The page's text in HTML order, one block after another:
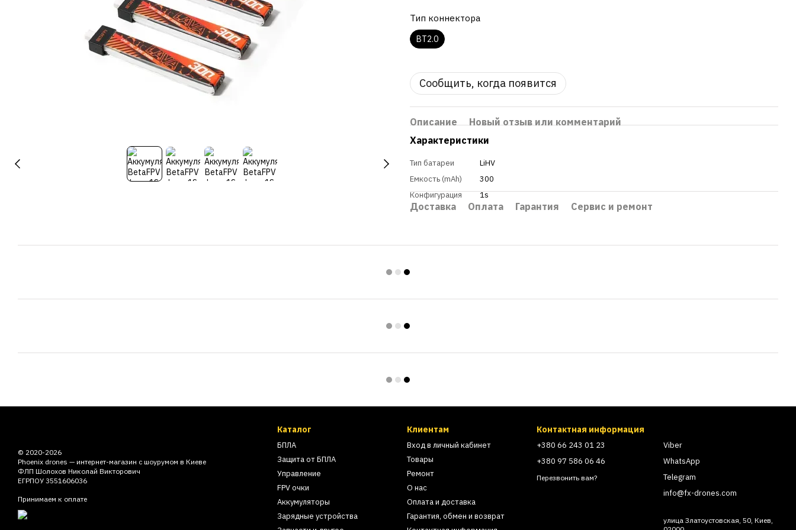
Тип коннектора
BT2.0
Сообщить, когда появится
Описание
Новый отзыв или комментарий
Характеристики
Тип батареи
LiHV
Емкость (mAh)
300
Конфигурация
1s
Доставка Оплата Гарантия Сервис и ремонт
© 2020-2026
Phoenix drones — интернет-магазин с шоурумом в Киеве
ФЛП Шолохов Николай Викторович
ЕГРПОУ 3551606036
Принимаем к оплате
Каталог
БПЛА
Защита от БПЛА
Управление
FPV очки
Аккумуляторы
Зарядные устройства
Клиентам
Вход в личный кабинет
Товары
Ремонт
О нас
Оплата и доставка
Гарантия, обмен и возврат
Контактная информация
+380 66 243 01 23
+380 97 586 06 46
Перезвонить вам?
Viber
WhatsApp
Telegram
info@fx-drones.com
улица Златоустовская, 50, Киев,